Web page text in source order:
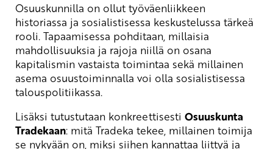
Osuuskunnilla on ollut työväenliikkeen
historiassa ja sosialistisessa keskustelussa tärkeä
rooli. Tapaamisessa pohditaan, millaisia
mahdollisuuksia ja rajoja niillä on osana
kapitalismin vastaista toimintaa sekä millainen
asema osuustoiminnalla voi olla sosialistisessa
talouspolitiikassa.
Lisäksi tutustutaan konkreettisesti Osuuskunta
Tradekaan: mitä Tradeka tekee, millainen toimija
se nykyään on, miksi siihen kannattaa liittyä ja